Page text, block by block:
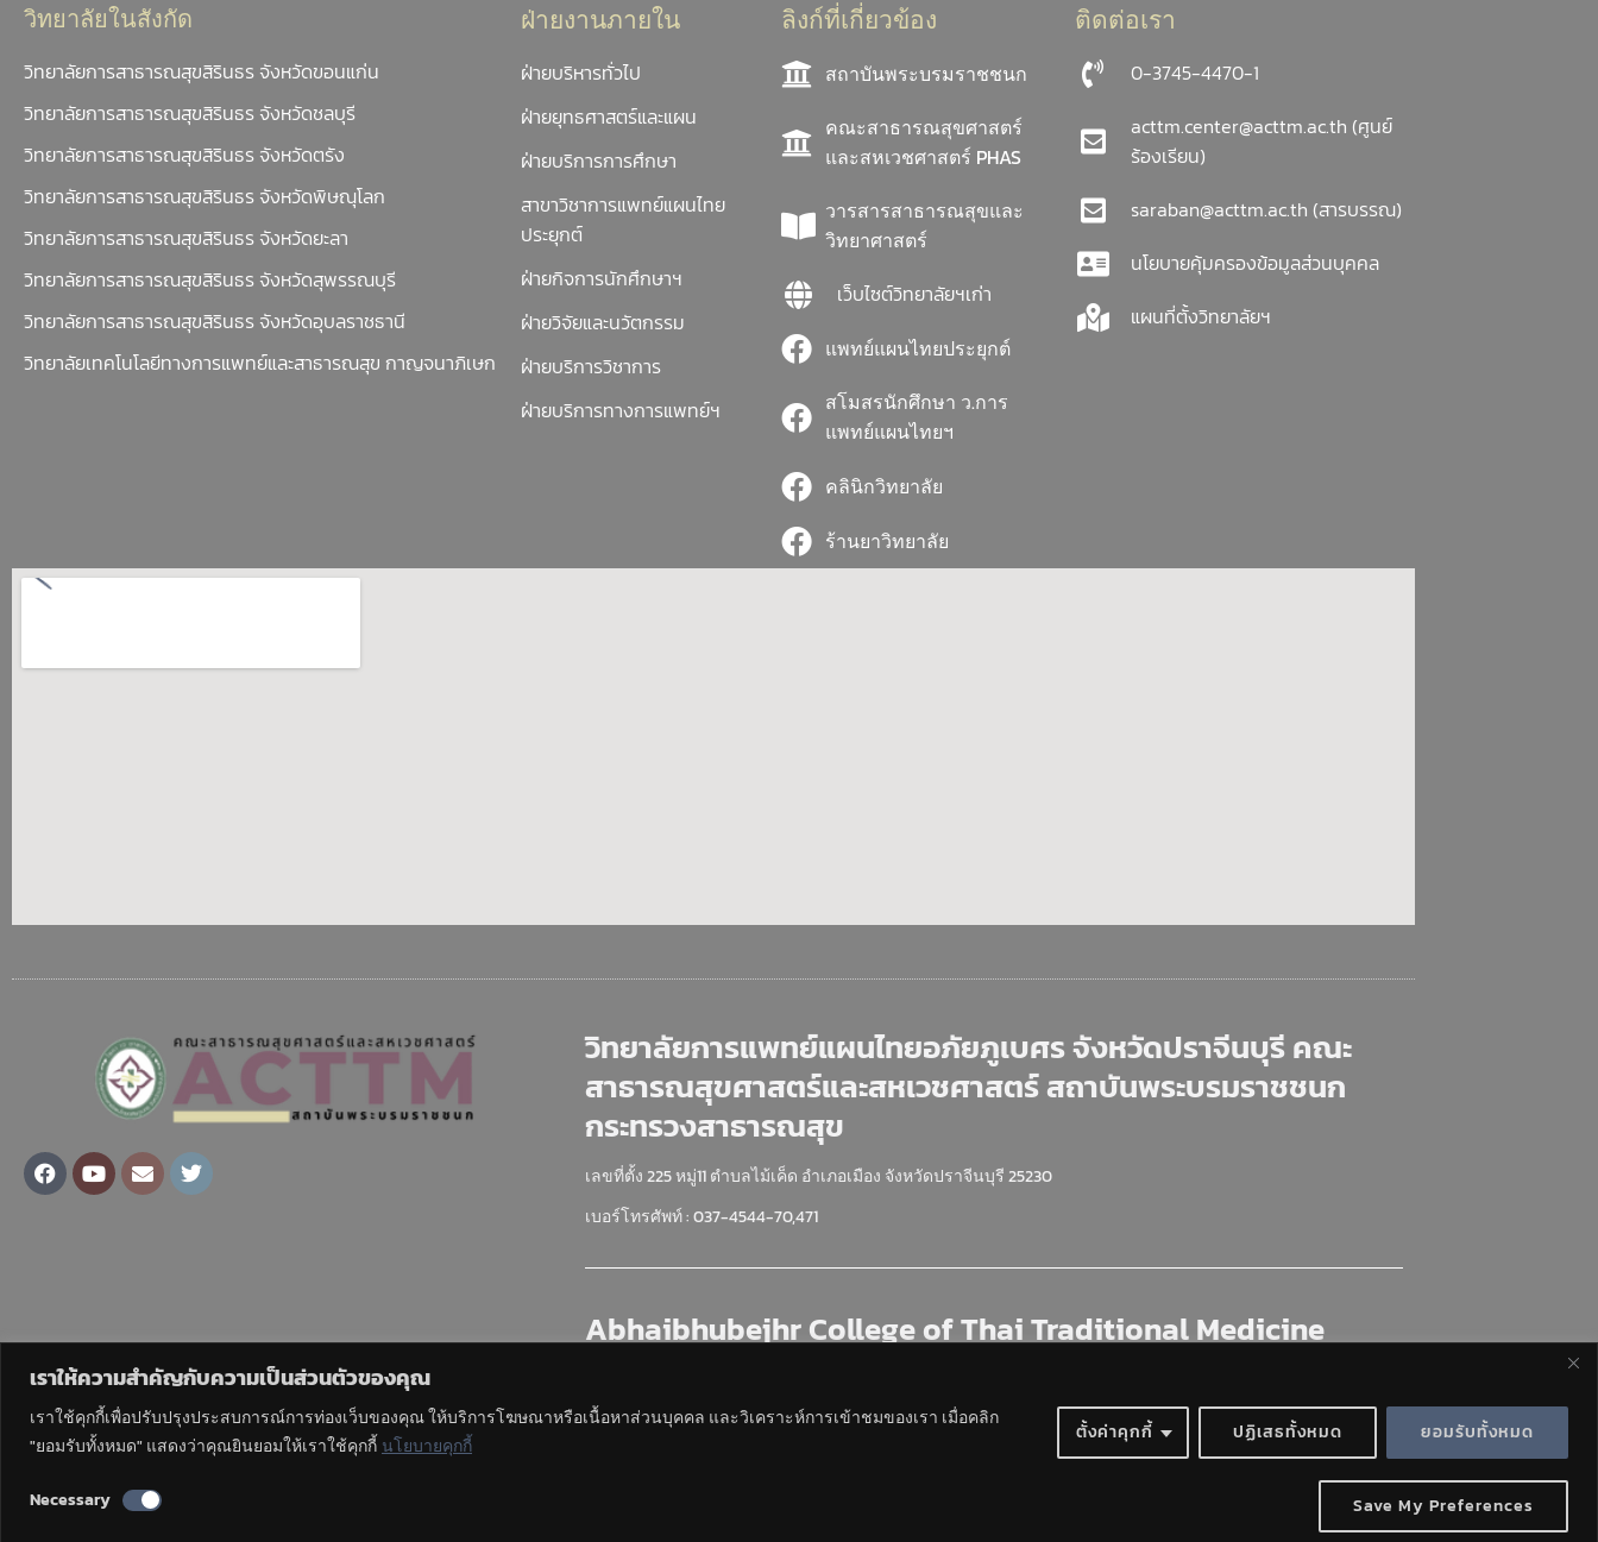
เราให้ความสำคัญกับความเป็นส่วนตัวของคุณ
เราใช้คุกกี้เพื่อปรับปรุงประสบการณ์การท่องเว็บของคุณ ให้บริการโฆษณาหรือเนื้อหาส่วนบุคคล และวิเคราะห์การเข้าชมของเรา เมื่อคลิก
"ยอมรับทั้งหมด" แสดงว่าคุณยินยอมให้เราใช้คุกกี้ นโยบายคุกกี้
ตั้งค่าคุกกี้ ปฏิเสธทั้งหมด ยอมรับทั้งหมด
Necessary Save My Preferences
วิทยาลัยในสังกัด
วิทยาลัยการสาธารณสุขสิรินธร จังหวัดขอนแก่น
วิทยาลัยการสาธารณสุขสิรินธร จังหวัดชลบุรี
วิทยาลัยการสาธารณสุขสิรินธร จังหวัดตรัง
วิทยาลัยการสาธารณสุขสิรินธร จังหวัดพิษณุโลก
วิทยาลัยการสาธารณสุขสิรินธร จังหวัดยะลา
วิทยาลัยการสาธารณสุขสิรินธร จังหวัดสุพรรณบุรี
วิทยาลัยการสาธารณสุขสิรินธร จังหวัดอุบลราชธานี
วิทยาลัยเทคโนโลยีทางการแพทย์และสาธารณสุข กาญจนาภิเษก
ฝ่ายงานภายใน
ฝ่ายบริหารทั่วไป
ฝ่ายยุทธศาสตร์และแผน
ฝ่ายบริการการศึกษา
สาขาวิชาการแพทย์แผนไทย
ประยุกต์
ฝ่ายกิจการนักศึกษาฯ
ฝ่ายวิจัยและนวัตกรรม
ฝ่ายบริการวิชาการ
ฝ่ายบริการทางการแพทย์ฯ
ลิงก์ที่เกี่ยวข้อง
สถาบันพระบรมราชชนก
คณะสาธารณสุขศาสตร์
และสหเวชศาสตร์ PHAS
วารสารสาธารณสุขและ
วิทยาศาสตร์
เว็บไซต์วิทยาลัยฯเก่า
แพทย์แผนไทยประยุกต์
สโมสรนักศึกษา ว.การ
แพทย์แผนไทยฯ
คลินิกวิทยาลัย
ร้านยาวิทยาลัย
ติดต่อเรา
0-3745-4470-1
acttm.center@acttm.ac.th (ศูนย์
ร้องเรียน)
saraban@acttm.ac.th (สารบรรณ)
นโยบายคุ้มครองข้อมูลส่วนบุคคล
แผนที่ตั้งวิทยาลัยฯ
Facebook
YoutubeEnvelopeTwitter
วิทยาลัยการแพทย์แผนไทยอภัยภูเบศร จังหวัดปราจีนบุรี คณะ
สาธารณสุขศาสตร์และสหเวชศาสตร์ สถาบันพระบรมราชชนก
กระทรวงสาธารณสุข
เลขที่ตั้ง 225 หมู่11 ตำบลไม้เค็ด อำเภอเมือง จังหวัดปราจีนบุรี 25230
เบอร์โทรศัพท์ : 037-4544-70,471
Abhaibhubejhr College of Thai Traditional Medicine
Sciences Praboromarajchanok Institute
สวัสดีค่ะยินดีให้บริการค่ะ
OPEN